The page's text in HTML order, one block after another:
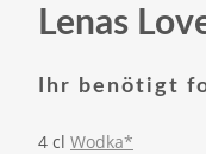
Lenas
Ihr benötigt
4 cl Wodka*